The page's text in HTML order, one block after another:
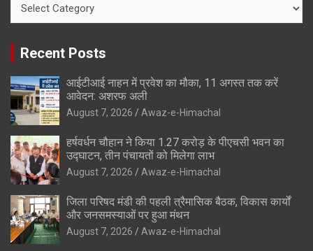
Recent Posts
आईटीआई नाहन में प्रवेश का मौका, 11 अगस्त तक करें
आवेदन: अशरफ अली
August 7, 2026 Awaz-e-Himachal
हर्षवर्धन चौहान ने किया 1.27 करोड़ के पीएचसी भवन का
उद्घाटन, तीन पंचायतों को मिलेगा लाभ
August 7, 2026 Awaz-e-Himachal
जिला परिषद मंडी की पहली त्रैमासिक बैठक, विकास कार्यों
और जनसमस्याओं पर हुआ मंथन
August 7, 2026 Awaz-e-Himachal